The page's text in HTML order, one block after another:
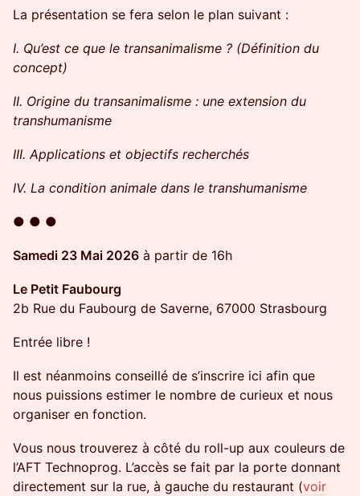
La présentation se fera selon le plan suivant :
I. Qu’est ce que le transanimalisme ? (Définition du
concept)
II. Origine du transanimalisme : une extension du
transhumanisme
III. Applications et objectifs recherchés
IV. La condition animale dans le transhumanisme
● ● ●
Samedi 23 Mai 2026 à partir de 16h
Le Petit Faubourg
2b Rue du Faubourg de Saverne, 67000 Strasbourg
Entrée libre !
Il est néanmoins conseillé de s’inscrire ici afin que
nous puissions estimer le nombre de curieux et nous
organiser en fonction.
Vous nous trouverez à côté du roll-up aux couleurs de
l’AFT Technoprog. L’accès se fait par la porte donnant
directement sur la rue, à gauche du restaurant (voir